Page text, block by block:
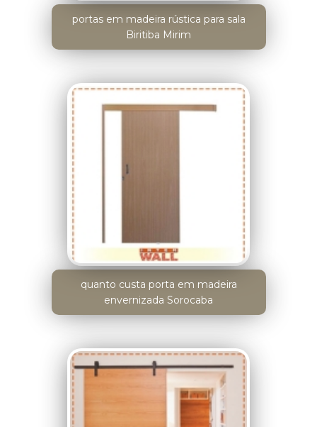
portas em madeira rústica para sala
Biritiba Mirim
quanto custa porta em madeira
envernizada Sorocaba